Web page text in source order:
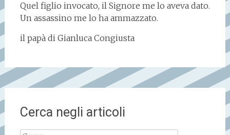
Quel figlio invocato, il Signore me lo aveva dato.
Un assassino me lo ha ammazzato.
il papà di Gianluca Congiusta
Cerca negli articoli